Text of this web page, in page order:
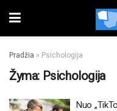
Pradžia » Psichologija
Žyma: Psichologija
Nuo